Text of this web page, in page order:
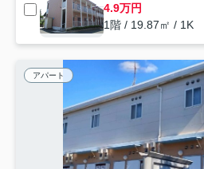
4.9万円
1階 / 19.87㎡ / 1K
アパート